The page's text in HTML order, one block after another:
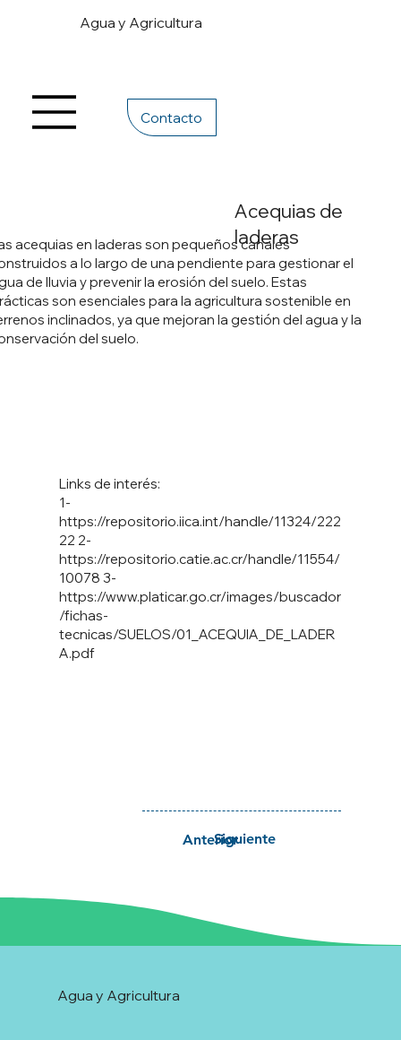
Agua y Agricultura
Contacto
Acequias de
laderas
acequias en laderas son pequeños canales
a lo largo de una pendiente para gestionar el
de lluvia y prevenir la erosión del suelo. Estas
son esenciales para la agricultura sostenible en
inclinados, ya que mejoran la gestión del agua y la
del suelo.
1-
https://repositorio.iica.int/handle/11324/222
22 2-
https://repositorio.catie.ac.cr/handle/11554/
10078 3-
https://www.platicar.go.cr/images/buscador
/fichas-
tecnicas/SUELOS/01_ACEQUIA_DE_LADER
A.pdf
Links de interés:
Siguiente
Anterior
Agua y Agricultura